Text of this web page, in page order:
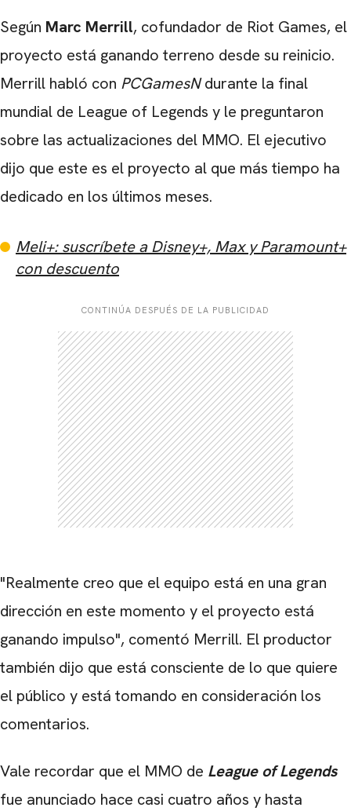
Según Marc Merrill, cofundador de Riot Games, el
proyecto está ganando terreno desde su reinicio.
Merrill habló con PCGamesNdurante la final
mundial de League of Legends y le preguntaron
sobre las actualizaciones del MMO. El ejecutivo
dijo que este es el proyecto al que más tiempo ha
dedicado en los últimos meses.
Meli+: suscríbete a Disney+, Max y Paramount+
con descuento
CONTINÚA DESPUÉS DE LA PUBLICIDAD
"Realmente creo que el equipo está en una gran
dirección en este momento y el proyecto está
ganando impulso", comentó Merrill. El productor
también dijo que está consciente de lo que quiere
el público y está tomando en consideración los
comentarios.
Vale recordar que el MMO de League of Legends
fue anunciado hace casi cuatro años y hasta